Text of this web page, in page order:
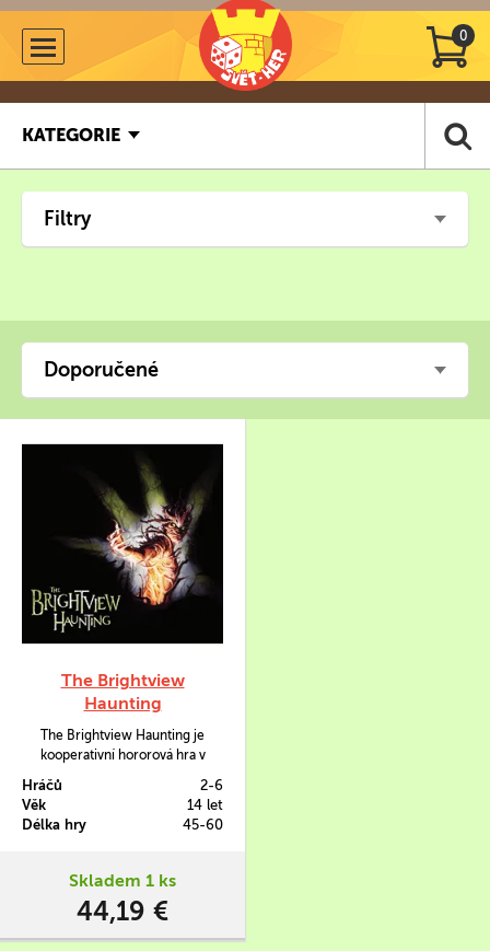
0
KATEGORIE
Filtry
Doporučené
The Brightview
Haunting
The Brightview Haunting je
kooperativní hororová hra v
můžete buď za vymítače, kteří
spolupracují ve snaze zachránit
posedlého chlapa jménem Bert,
nebo naopak za onoho démona,
mezi nimi zlo, aby je…
Hráčů
2-6
Věk
14 let
Délka hry
45-60
Skladem 1 ks
44,19 €